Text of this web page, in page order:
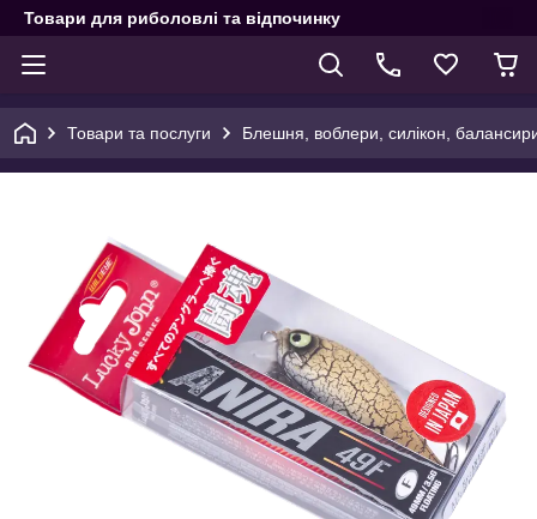
Товари для риболовлі та відпочинку
Товари та послуги Блешня, воблери, силікон,